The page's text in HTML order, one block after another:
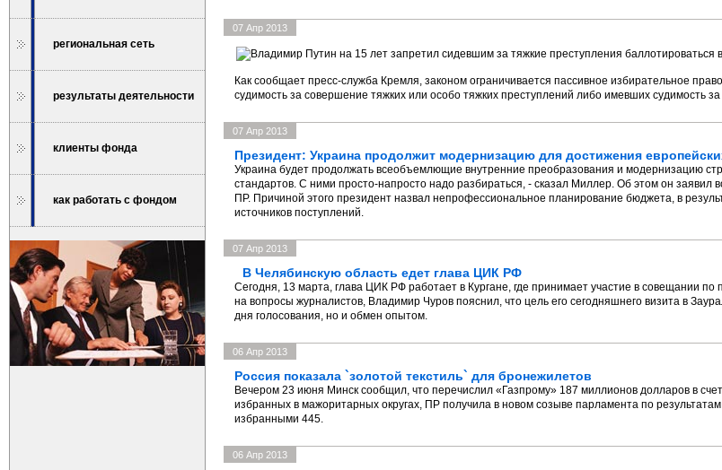
региональная сеть
результаты деятельности
клиенты фонда
как работать с фондом
07 Апр 2013
Как сообщает пресс-служба Кремля, законом ограничивается пассивное избирательное
судимость за совершение тяжких или особо тяжких преступлений либо имевших судимость
07 Апр 2013
Президент: Украина продолжит модернизацию для достижения
Украина будет продолжать всеобъемлющие внутренние преобразования и модернизацию
стандартов. С ними просто-напросто надо разбираться, - сказал Миллер. Об этом он заявил
ПР. Причиной этого президент назвал непрофессиональное планирование бюджета, в
источников поступлений.
07 Апр 2013
В Челябинскую область едет глава ЦИК РФ
Сегодня, 13 марта, глава ЦИК РФ работает в Кургане, где принимает участие в совещании
на вопросы журналистов, Владимир Чуров пояснил, что цель его сегодняшнего визита в
дня голосования, но и обмен опытом.
06 Апр 2013
Россия показала `золотой текстиль` для бронежилетов
Вечером 23 июня Минск сообщил, что перечислил «Газпрому» 187 миллионов долларов в
избранных в мажоритарных округах, ПР получила в новом созыве парламента по
избранными 445.
06 Апр 2013